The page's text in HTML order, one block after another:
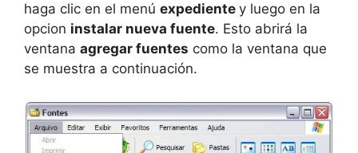
haga clic en el menú expediente y luego en la
opcion instalar nueva fuente. Esto abrirá la
ventana agregar fuentes como la ventana que
se muestra a continuación.